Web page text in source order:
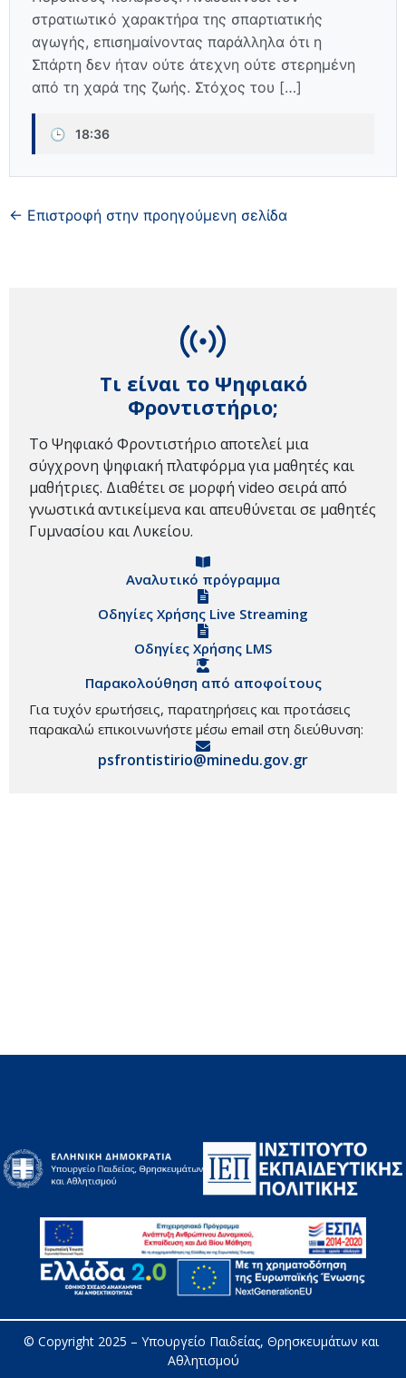
στρατιωτικό χαρακτήρα της σπαρτιατικής
αγωγής, επισημαίνοντας παράλληλα ότι η
Σπάρτη δεν ήταν ούτε άτεχνη ούτε στερημένη
από τη χαρά της ζωής. Στόχος του […]
🕒 18:36
← Επιστροφή στην προηγούμενη σελίδα
Τι είναι το Ψηφιακό
Φροντιστήριο;
Το Ψηφιακό Φροντιστήριο αποτελεί μια
σύγχρονη ψηφιακή πλατφόρμα για μαθητές και
μαθήτριες. Διαθέτει σε μορφή video σειρά από
γνωστικά αντικείμενα και απευθύνεται σε μαθητές
Γυμνασίου και Λυκείου.
Αναλυτικό πρόγραμμα
Οδηγίες Χρήσης Live Streaming
Οδηγίες Χρήσης LMS
Παρακολούθηση από αποφοίτους
Για τυχόν ερωτήσεις, παρατηρήσεις και προτάσεις
παρακαλώ επικοινωνήστε μέσω email στη διεύθυνση:
psfrontistirio@minedu.gov.gr
© Copyright 2025 – Υπουργείο Παιδείας, Θρησκευμάτων και
Αθλητισμού